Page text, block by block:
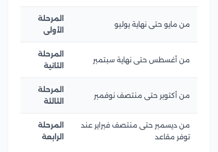
من مايو حتى نهاية يوليو
المرحلة
الأولى
من أغسطس حتى نهاية سبتمبر
المرحلة
الثانية
من أكتوبر حتى منتصف نوفمبر
المرحلة
الثالثة
من ديسمبر حتى منتصف فبراير عند
توفر مقاعد
المرحلة
الرابعة